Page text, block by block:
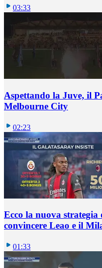
03:33
Aspettando la Juve, il
Melbourne City
02:23
Ecco la nuova
convincere Leao e il
01:33